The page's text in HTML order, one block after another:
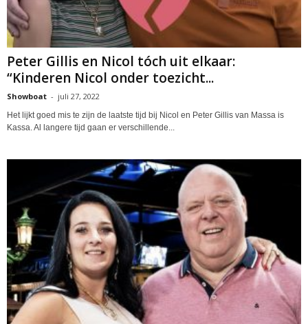
Peter Gillis en Nicol tóch uit elkaar:
“Kinderen Nicol onder toezicht...
Showboat - juli 27, 2022
Het lijkt goed mis te zijn de laatste tijd bij Nicol en Peter Gillis van Massa is
Kassa. Al langere tijd gaan er verschillende...